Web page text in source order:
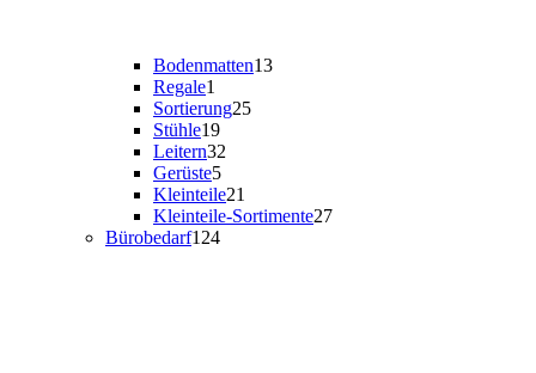
Bodenmatten13
Regale1
Sortierung25
Stühle19
Leitern32
Gerüste5
Kleinteile21
Kleinteile-Sortimente27
Bürobedarf124